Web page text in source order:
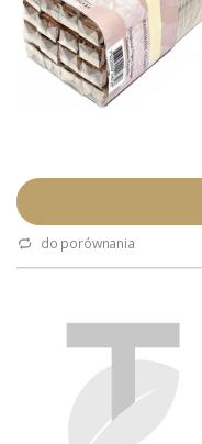
do porównania